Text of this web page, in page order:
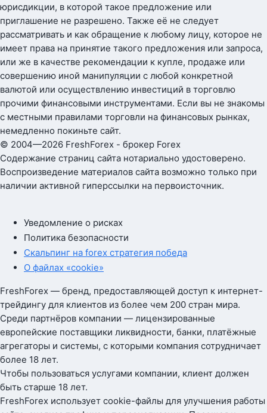
юрисдикции, в которой такое предложение или
приглашение не разрешено. Также её не следует
рассматривать и как обращение к любому лицу, которое не
имеет права на принятие такого предложения или запроса,
или же в качестве рекомендации к купле, продаже или
совершению иной манипуляции с любой конкретной
валютой или осуществлению инвестиций в торговлю
прочими финансовыми инструментами. Если вы не знакомы
с местными правилами торговли на финансовых рынках,
немедленно покиньте сайт.
© 2004—2026 FreshForex - брокер Forex
Содержание страниц сайта нотариально удостоверено.
Воспроизведение материалов сайта возможно только при
наличии активной гиперссылки на первоисточник.
Уведомление о рисках
Политика безопасности
Скальпинг на forex стратегия победа
О файлах «cookie»
FreshForex — бренд, предоставляющей доступ к интернет-
трейдингу для клиентов из более чем 200 стран мира.
Среди партнёров компании — лицензированные
европейские поставщики ликвидности, банки, платёжные
агрегаторы и системы, с которыми компания сотрудничает
более 18 лет.
Чтобы пользоваться услугами компании, клиент должен
быть старше 18 лет.
FreshForex использует cookie-файлы для улучшения работы